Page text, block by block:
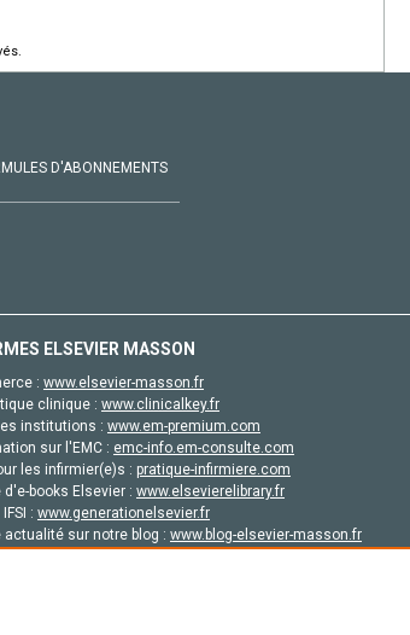
D'ABONNEMENTS
ELSEVIER MASSON
: www.elsevier-masson.fr
clinique : www.clinicalkey.fr
institutions : www.em-premium.com
sur l'EMC : emc-info.em-consulte.com
les infirmier(e)s : pratique-infirmiere.com
d'e-books Elsevier : www.elsevierelibrary.fr
: www.generationelsevier.fr
actualité sur notre blog : www.blog-elsevier-masson.fr